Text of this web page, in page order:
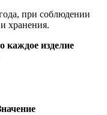
при соблюдении
хранения.
изделие